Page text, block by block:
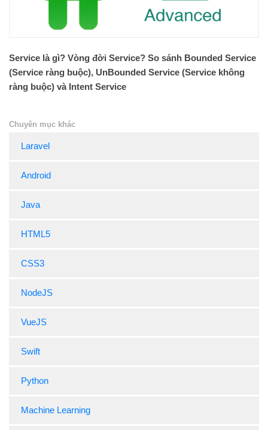
Service là gì? Vòng đời Service? So sánh Bounded Service
(Service ràng buộc), UnBounded Service (Service không
ràng buộc) và Intent Service
Chuyên mục khác
Laravel
Android
Java
HTML5
CSS3
NodeJS
VueJS
Swift
Python
Machine Learning